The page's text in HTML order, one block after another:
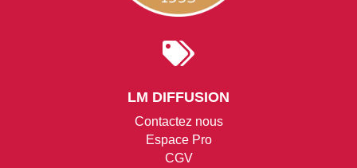

LM DIFFUSION
Contactez nous
Espace Pro
CGV